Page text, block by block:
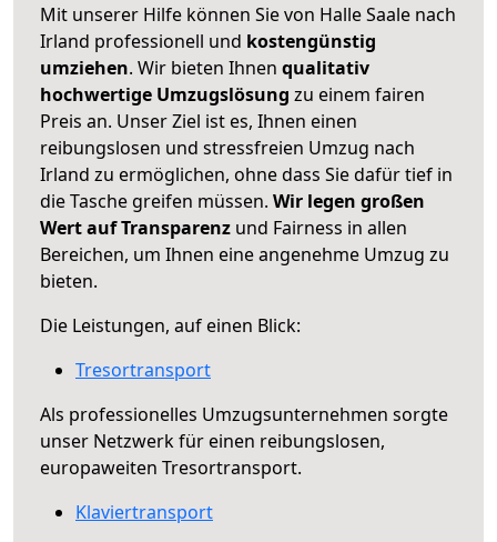
Mit unserer Hilfe können Sie von Halle Saale nach
Irland professionell und kostengünstig
umziehen. Wir bieten Ihnen qualitativ
hochwertige Umzugslösung zu einem fairen
Preis an. Unser Ziel ist es, Ihnen einen
reibungslosen und stressfreien Umzug nach
Irland zu ermöglichen, ohne dass Sie dafür tief in
die Tasche greifen müssen. Wir legen großen
Wert auf Transparenz und Fairness in allen
Bereichen, um Ihnen eine angenehme Umzug zu
bieten.
Die Leistungen, auf einen Blick:
Tresortransport
Als professionelles Umzugsunternehmen sorgte
unser Netzwerk für einen reibungslosen,
europaweiten Tresortransport.
Klaviertransport